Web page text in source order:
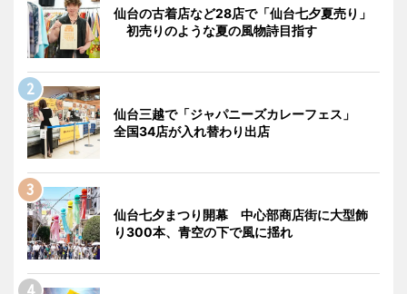
仙台の古着店など28店で「仙台七夕夏売り」
初売りのような夏の風物詩目指す
仙台三越で「ジャパニーズカレーフェス」
全国34店が入れ替わり出店
仙台七夕まつり開幕 中心部商店街に大型飾
り300本、青空の下で風に揺れ